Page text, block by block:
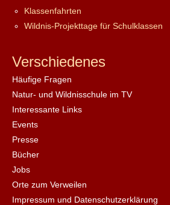
Klassenfahrten
Wildnis-Projekttage für Schulklassen
Verschiedenes
Häufige Fragen
Natur- und Wildnisschule im TV
Interessante Links
Events
Presse
Bücher
Jobs
Orte zum Verweilen
Impressum und Datenschutzerklärung